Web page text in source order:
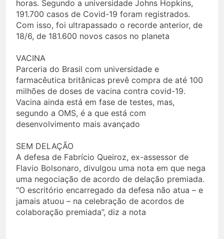
horas. Segundo a universidade Johns Hopkins,
191.700 casos de Covid-19 foram registrados.
Com isso, foi ultrapassado o recorde anterior, de
18/6, de 181.600 novos casos no planeta
VACINA
Parceria do Brasil com universidade e
farmacêutica britânicas prevê compra de até 100
milhões de doses de vacina contra covid-19.
Vacina ainda está em fase de testes, mas,
segundo a OMS, é a que está com
desenvolvimento mais avançado
SEM DELAÇÃO
A defesa de Fabrício Queiroz, ex-assessor de
Flavio Bolsonaro, divulgou uma nota em que nega
uma negociação de acordo de delação premiada.
“O escritório encarregado da defesa não atua – e
jamais atuou – na celebração de acordos de
colaboração premiada”, diz a nota